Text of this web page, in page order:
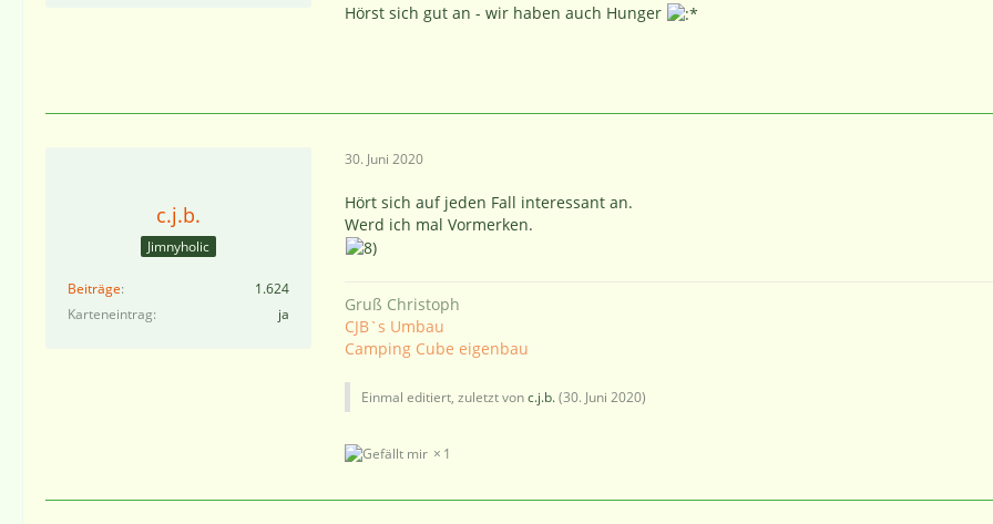
Hörst sich gut an - wir haben auch Hunger
c.j.b.
Jimnyholic
Beiträge
1.624
Karteneintrag
ja
30. Juni 2020
Hört sich auf jeden Fall interessant an.
Werd ich mal Vormerken.
Gruß Christoph
CJB`s Umbau
Camping Cube eigenbau
Einmal editiert, zuletzt vonc.j.b.(30. Juni 2020)
1